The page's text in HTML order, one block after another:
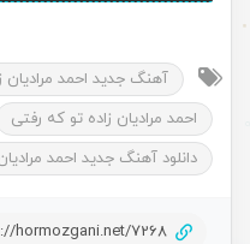
آهنگ جدید احمد مرادیان
احمد مرادیان زاده تو که رفتی
دانلود آهنگ جدید احمد
hormozgani.net/7268